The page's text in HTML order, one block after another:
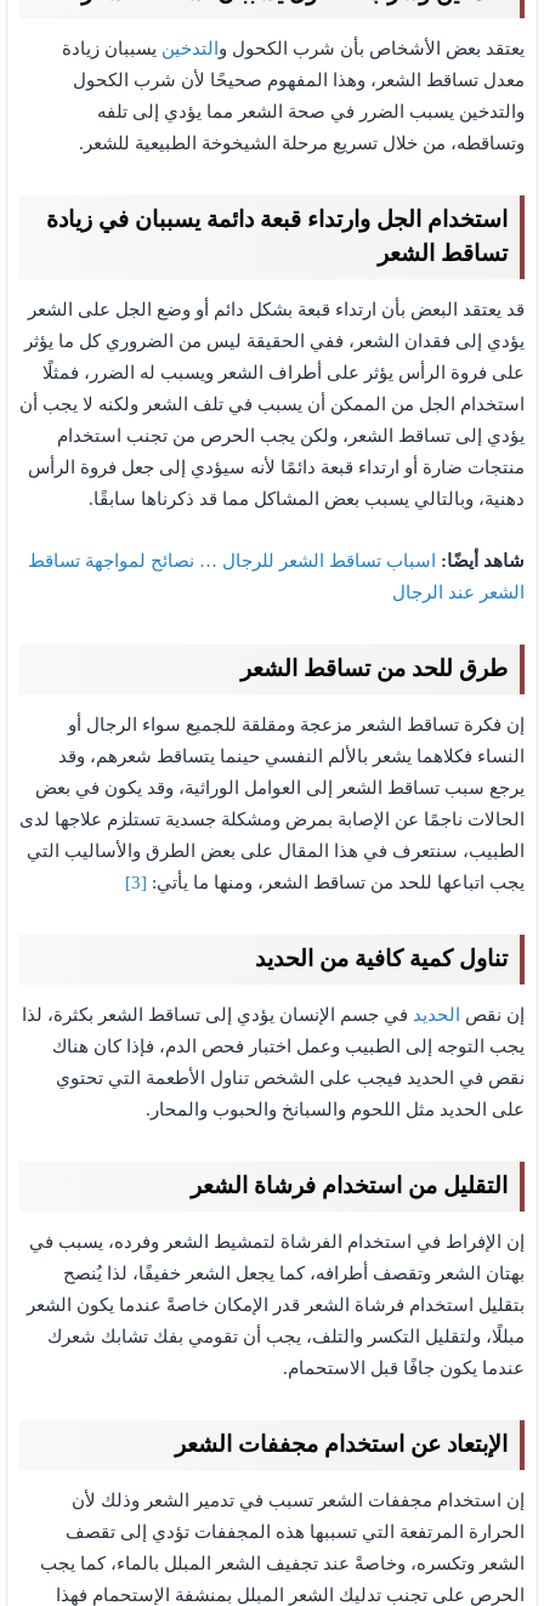
يعتقد بعض الأشخاص بأن شرب الكحول و التدخين يسببان زيادة
معدل تساقط الشعر، وهذا المفهوم صحيحًا لأن شرب الكحول
والتدخين يسبب الضرر في صحة الشعر مما يؤدي إلى تلفه
وتساقطه، من خلال تسريع مرحلة الشيخوخة الطبيعية للشعر.
استخدام الجل وارتداء قبعة دائمة يسببان في زيادة
تساقط الشعر
قد يعتقد البعض بأن ارتداء قبعة بشكل دائم أو وضع الجل على الشعر
يؤدي إلى فقدان الشعر، ففي الحقيقة ليس من الضروري كل ما يؤثر
على فروة الرأس يؤثر على أطراف الشعر ويسبب له الضرر، فمثلًا
استخدام الجل من الممكن أن يسبب في تلف الشعر ولكنه لا يجب أن
يؤدي إلى تساقط الشعر، ولكن يجب الحرص من تجنب استخدام
منتجات ضارة أو ارتداء قبعة دائمًا لأنه سيؤدي إلى جعل فروة الرأس
دهنية، وبالتالي يسبب بعض المشاكل مما قد ذكرناها سابقًا.
شاهد أيضًا:
اسباب تساقط الشعر للرجال … نصائح لمواجهة تساقط
الشعر عند الرجال
طرق للحد من تساقط الشعر
إن فكرة تساقط الشعر مزعجة ومقلقة للجميع سواء الرجال أو
النساء فكلاهما يشعر بالألم النفسي حينما يتساقط شعرهم، وقد
يرجع سبب تساقط الشعر إلى العوامل الوراثية، وقد يكون في بعض
الحالات ناجمًا عن الإصابة بمرض ومشكلة جسدية تستلزم علاجها لدى
الطبيب، سنتعرف في هذا المقال على بعض الطرق والأساليب التي
يجب اتباعها للحد من تساقط الشعر، ومنها ما يأتي: [3]
تناول كمية كافية من الحديد
إن نقص الحديد في جسم الإنسان يؤدي إلى تساقط الشعر بكثرة، لذا
يجب التوجه إلى الطبيب وعمل اختبار فحص الدم، فإذا كان هناك
نقص في الحديد فيجب على الشخص تناول الأطعمة التي تحتوي
على الحديد مثل اللحوم والسبانخ والحبوب والمحار.
التقليل من استخدام فرشاة الشعر
إن الإفراط في استخدام الفرشاة لتمشيط الشعر وفرده، يسبب في
بهتان الشعر وتقصف أطرافه، كما يجعل الشعر خفيفًا، لذا يُنصح
بتقليل استخدام فرشاة الشعر قدر الإمكان خاصةً عندما يكون الشعر
مبللًا، ولتقليل التكسر والتلف، يجب أن تقومي بفك تشابك شعرك
عندما يكون جافًا قبل الاستحمام.
الإبتعاد عن استخدام مجففات الشعر
إن استخدام مجففات الشعر تسبب في تدمير الشعر وذلك لأن
الحرارة المرتفعة التي تسببها هذه المجففات تؤدي إلى تقصف
الشعر وتكسره، وخاصةً عند تجفيف الشعر المبلل بالماء، كما يجب
الحرص على تجنب تدليك الشعر المبلل بمنشفة الإستحمام فهذا